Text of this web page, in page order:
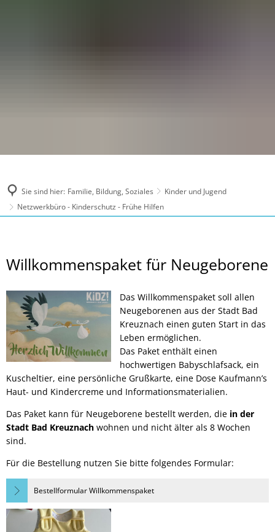
Sie sind hier: Familie, Bildung, Soziales
Kinder und Jugend
Netzwerkbüro - Kinderschutz - Frühe Hilfen
Willkommenspaket
Willkommenspaket für Neugeborene
Das Willkommenspaket soll allen
Neugeborenen aus der Stadt Bad
Kreuznach einen guten Start in das
Leben ermöglichen.
Das Paket enthält einen
hochwertigen Babyschlafsack, ein
Kuscheltier, eine persönliche Grußkarte, eine Dose Kaufmann’s
Haut- und Kindercreme und Informationsmaterialien.
Das Paket kann für Neugeborene bestellt werden, die in der
Stadt Bad Kreuznach wohnen und nicht älter als 8 Wochen
sind.
Für die Bestellung nutzen Sie bitte folgendes Formular:
Bestellformular Willkommenspaket